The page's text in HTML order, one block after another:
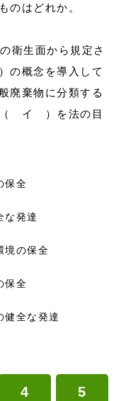
のはどれか。
衛生面から規定さ
概念を導入して
廃棄物に分類する
（ イ ）を法の目
全
発達
の保全
全
全な発達
4 5